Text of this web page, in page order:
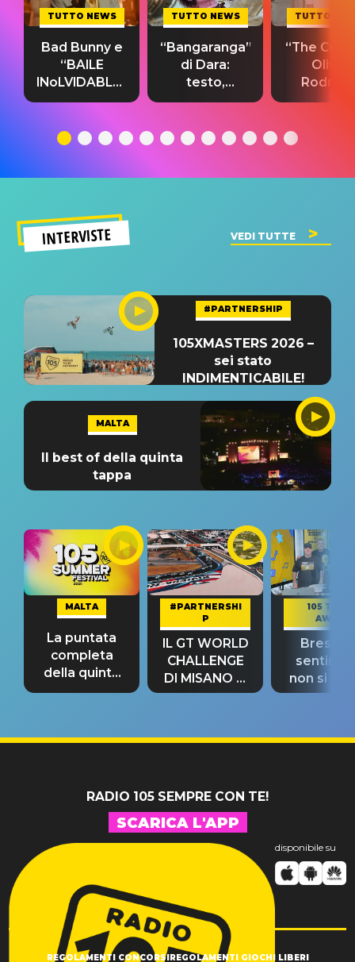
TUTTO NEWS
Bad Bunny e
“BAILE
INoLVIDABLE”:
testo,
significato
TUTTO NEWS
“Bangaranga”
di Dara:
testo,
traduzione e
del singolo
TUTTO
“The
Olivia
testo,
INTERVISTE VEDI TUTTE
#PARTNERSHIP
105XMASTERS 2026 –
sei stato
INDIMENTICABILE!
MALTA
Il best of della quinta
tappa
MALTA
La puntata
completa
della quinta
tappa
#PARTNERSHI
P
IL GT WORLD
CHALLENGE
DI MISANO si
riconferma
105 TAKE
AWAY
Bresh:
non si
fino alla
RADIO 105 SEMPRE CON TE!
SCARICA L'APP
disponibile su
REGOLAMENTI CONCORSIREGOLAMENTI GIOCHI LIBERI